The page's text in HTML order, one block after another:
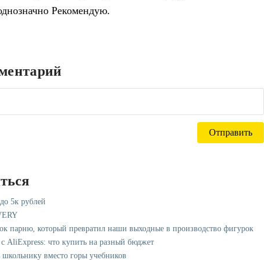
Рекомендую.
5к рублей
парню, который превратил наши выходные в производство фигурок
AliExpress: что купить на разный бюджет
вместо горы учебников